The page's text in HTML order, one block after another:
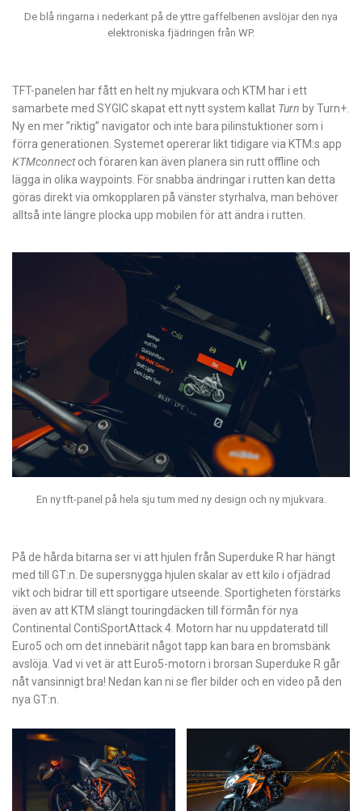
De blå ringarna i nederkant på de yttre gaffelbenen avslöjar den nya
elektroniska fjädringen från WP.
TFT-panelen har fått en helt ny mjukvara och KTM har i ett
samarbete med SYGIC skapat ett nytt system kallat Turn by Turn+.
Ny en mer ”riktig” navigator och inte bara pilinstuktioner som i
förra generationen. Systemet opererar likt tidigare via KTM:s app
KTMconnectoch föraren kan även planera sin rutt offline och
lägga in olika waypoints. För snabba ändringar i rutten kan detta
göras direkt via omkopplaren på vänster styrhalva, man behöver
alltså inte längre plocka upp mobilen för att ändra i rutten.
En ny tft-panel på hela sju tum med ny design och ny mjukvara.
På de hårda bitarna ser vi att hjulen från Superduke R har hängt
med till GT:n. De supersnygga hjulen skalar av ett kilo i ofjädrad
vikt och bidrar till ett sportigare utseende. Sportigheten förstärks
även av att KTM slängt touringdäcken till förmån för nya
Continental ContiSportAttack 4. Motorn har nu uppdateratd till
Euro5 och om det innebärit något tapp kan bara en bromsbänk
avslöja. Vad vi vet är att Euro5-motorn i brorsan Superduke R går
nåt vansinnigt bra! Nedan kan ni se fler bilder och en video på den
nya GT:n.